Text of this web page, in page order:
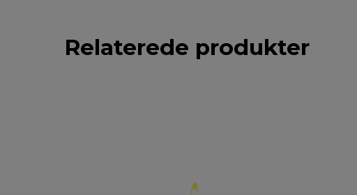
Relaterede produkter